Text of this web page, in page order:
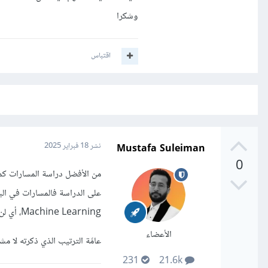
وشكرا
اقتباس
0
Mustafa Suleiman
الأعضاء
نشر18 فبراير 2025
من الأفضل دراسة المسارات
على الدراسة فالمسارات في
Machine Learning، أي لن تحتاج إلى استيعاب لمكتبة pandas في البداية.
عامًة الترتيب الذي ذكرته لا